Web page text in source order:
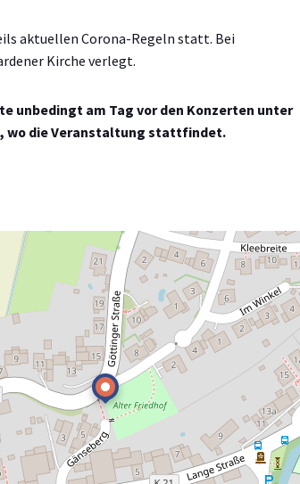
aktuellen Corona-Regeln statt. Bei
Kirche verlegt.
unbedingt am Tag vor den Konzerten unter
wo die Veranstaltung stattfindet.